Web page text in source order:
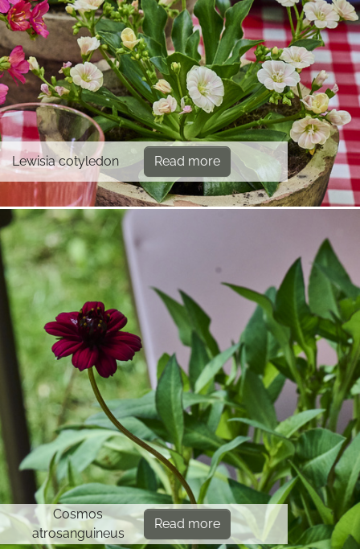
Lewisia cotyledon Read more
Cosmos
atrosanguineus
Read more